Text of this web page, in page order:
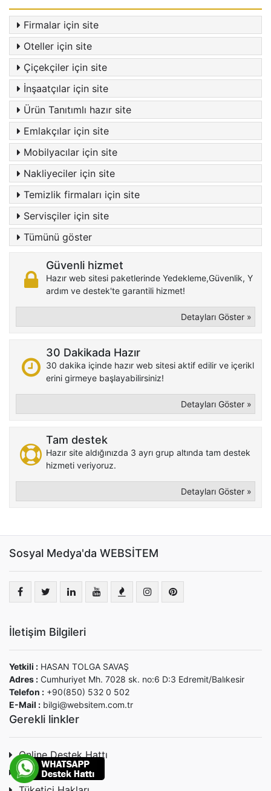
Firmalar için site
Oteller için site
Çiçekçiler için site
İnşaatçılar için site
Ürün Tanıtımlı hazır site
Emlakçılar için site
Mobilyacılar için site
Nakliyeciler için site
Temizlik firmaları için site
Servisçiler için site
Tümünü göster
Güvenli hizmet
Hazır web sitesi paketlerinde Yedekleme,Güvenlik, Y
ardım ve destek'te garantili hizmet!
Detayları Göster »
30 Dakikada Hazır
30 dakika içinde hazır web sitesi aktif edilir ve içerikl
erini girmeye başlayabilirsiniz!
Detayları Göster »
Tam destek
Hazır site aldığınızda 3 ayrı grup altında tam destek
hizmeti veriyoruz.
Detayları Göster »
Sosyal Medya'da WEBSİTEM
İletişim Bilgileri
Yetkili : HASAN TOLGA SAVAŞ
Adres : Cumhuriyet Mh. 7028 sk. no:6 D:3 Edremit/Balıkesir
Telefon : +90(850) 532 0 502
E-Mail : bilgi@websitem.com.tr
Gerekli linkler
Online Destek Hattı
Sizi arayalım